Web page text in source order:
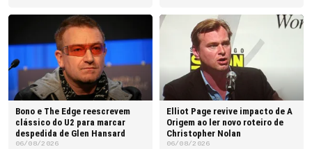
Bono e The Edge reescrevem
clássico do U2 para marcar
despedida de Glen Hansard
06/08/2026
Elliot Page revive impacto de A
Origem ao ler novo roteiro de
Christopher Nolan
06/08/2026